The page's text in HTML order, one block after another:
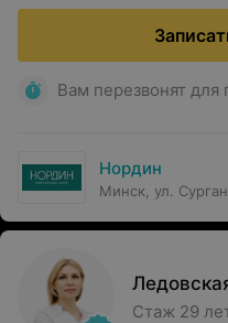
Вам перезвонят для
Нордин
Минск, ул.
Стаж 29